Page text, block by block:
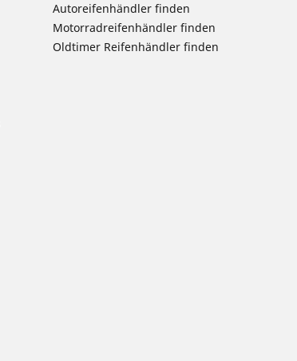
Autoreifenhändler finden
Motorradreifenhändler finden
Oldtimer Reifenhändler finden